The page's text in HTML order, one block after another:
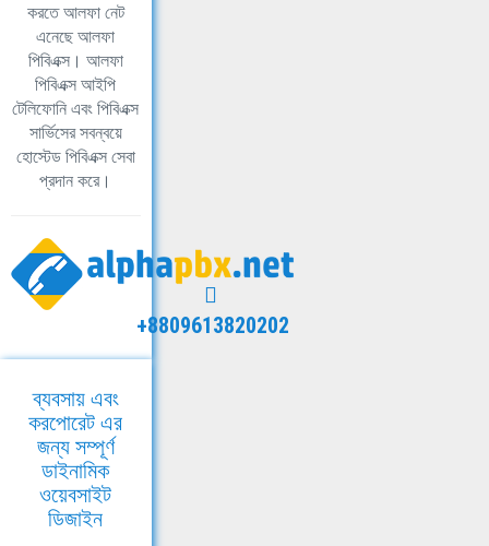
করতে আলফা নেট
এনেছে আলফা
পিবিএক্স। আলফা
পিবিএক্স আইপি
টেলিফোনি এবং পিবিএক্স
সার্ভিসের সবন্বয়ে
হোস্টেড পিবিএক্স সেবা
প্রদান করে।
+8809613820202
ব্যবসায় এবং
করপোরেট এর
জন্য সম্পূর্ণ
ডাইনামিক
ওয়েবসাইট
ডিজাইন